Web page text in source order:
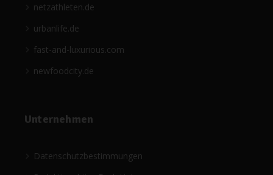
netzathleten.de
urbanlife.de
fast-and-luxurious.com
newfoodcity.de
Unternehmen
Datenschutzbestimmungen